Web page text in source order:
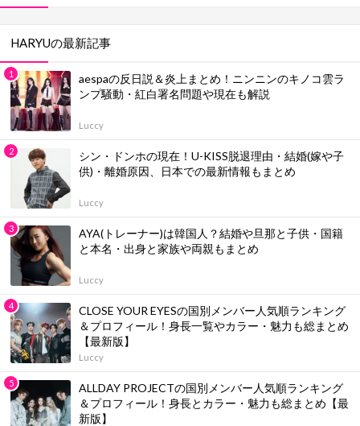
HARYUの最新記事
aespaの反日説＆炎上まとめ！ニンニンのキノコ雲ラ
ンプ騒動・紅白署名問題や現在も解説
Luccy
シン・ドンホの現在！U-KISS脱退理由・結婚(嫁や子
供)・離婚原因、日本での最新情報もまとめ
Luccy
AYA(トレーナー)は韓国人？結婚や旦那と子供・国籍
と本名・出身と家族や両親もまとめ
Luccy
CLOSE YOUR EYESの国別メンバー人気順ランキング
＆プロフィール！身長一覧やカラー・魅力も総まとめ
【最新版】
Luccy
ALLDAY PROJECTの国別メンバー人気順ランキング
＆プロフィール！身長とカラー・魅力も総まとめ【最
新版】